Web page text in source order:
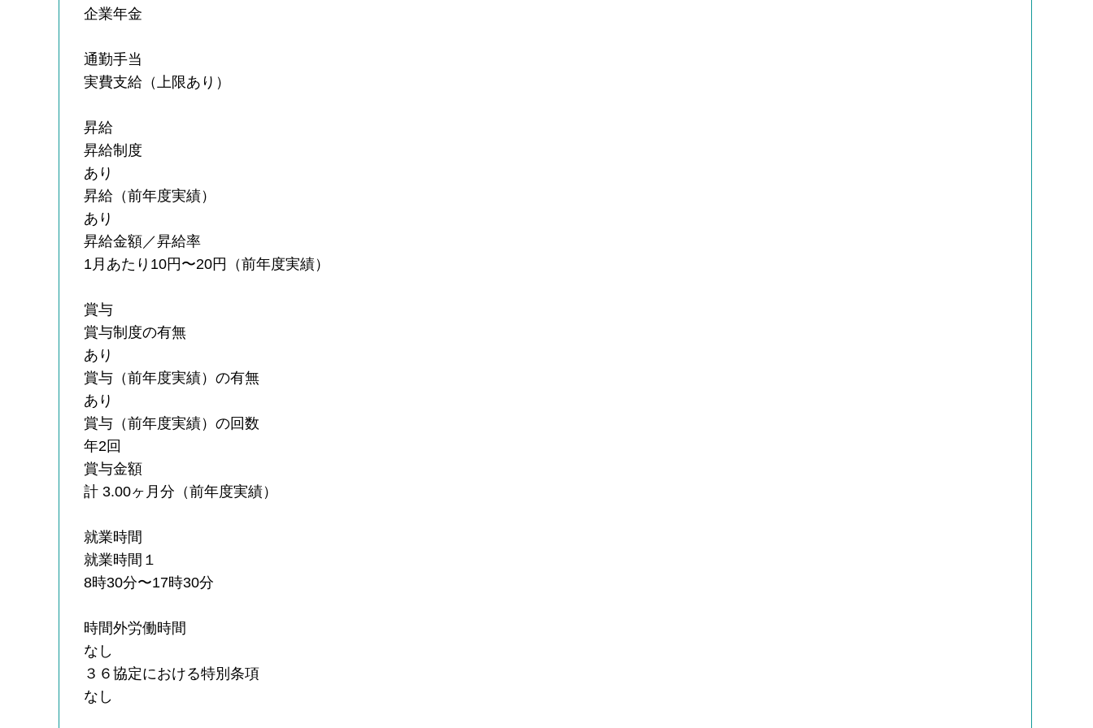
企業年金
通勤手当
実費支給（上限あり）
昇給
昇給制度
あり
昇給（前年度実績）
あり
昇給金額／昇給率
1月あたり10円〜20円（前年度実績）
賞与
賞与制度の有無
あり
賞与（前年度実績）の有無
あり
賞与（前年度実績）の回数
年2回
賞与金額
計 3.00ヶ月分（前年度実績）
就業時間
就業時間１
8時30分〜17時30分
時間外労働時間
なし
３６協定における特別条項
なし